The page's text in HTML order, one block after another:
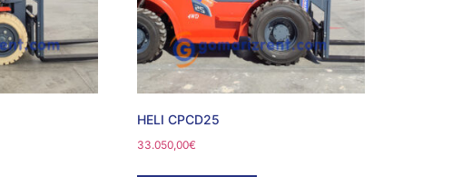
HELI CPCD25
33.050,00€